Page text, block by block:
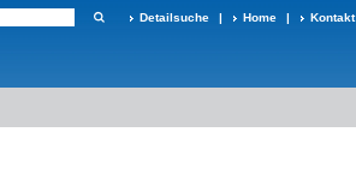
Detailsuche | Home | Kontakt